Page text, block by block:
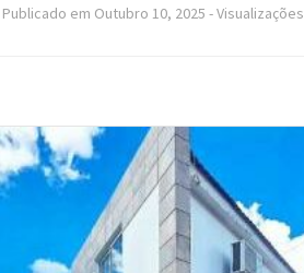
Publicado em Outubro 10, 2025 -Visualizações